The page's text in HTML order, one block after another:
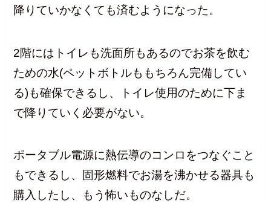
降りていかなくても済むようになった。
2階にはトイレも洗面所もあるのでお茶を飲む
ための水(ペットボトルももちろん完備してい
る)も確保できるし、トイレ使用のために下ま
で降りていく必要がない。
ポータブル電源に熱伝導のコンロをつなぐこと
もできるし、固形燃料でお湯を沸かせる器具も
購入したし、もう怖いものなしだ。